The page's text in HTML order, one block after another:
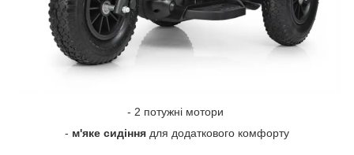
- 2 потужні мотори
- м'яке сидіння для додаткового комфорту